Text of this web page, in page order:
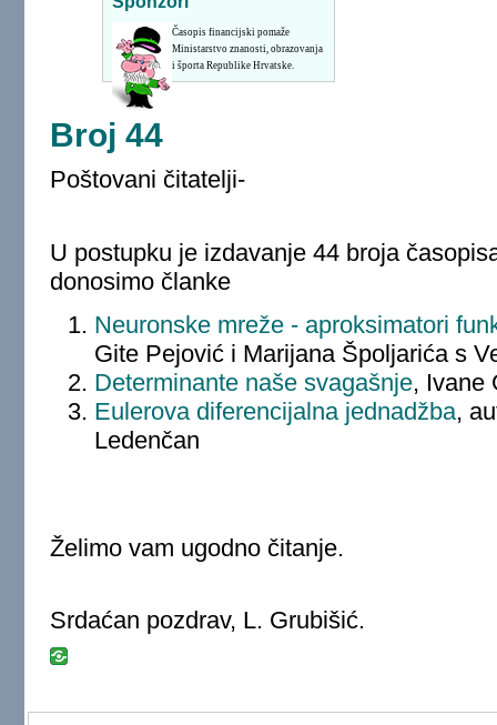
Časopis financijski pomaže
Ministarstvo znanosti, obrazovanja
i športa Republike Hrvatske.
Broj 44
Poštovani čitatelji-
U postupku je izdavanje 44 broja
donosimo članke
Neuronske mreže - aproksimatori
Gite Pejović i Marijana Špoljarića s
Determinante naše svagašnje, Ivane
Eulerova diferencijalna jednadžba,
Ledenčan
Želimo vam ugodno čitanje.
Srdaćan pozdrav, L. Grubišić.